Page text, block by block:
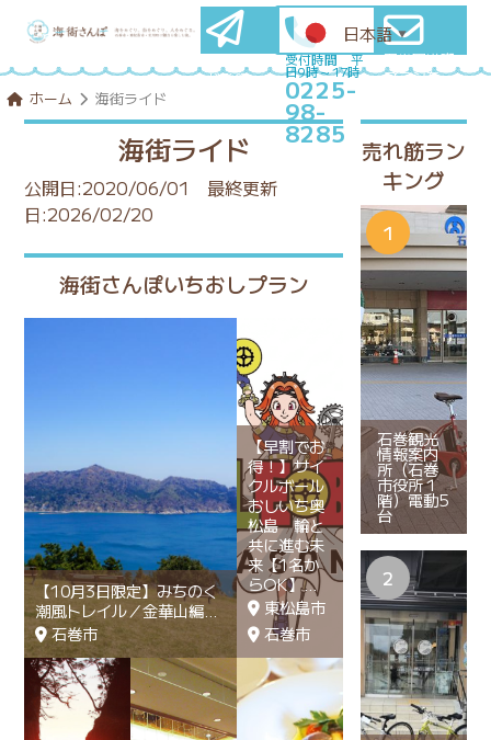
メールマ
ガ登録
受付時間 平
日9時～17時
0225-
98-
8285
石巻圏満喫
プランを
ホーム 海街ライド
海街ライド
公開日:2020/06/01 最終更新
日:2026/02/20
海街さんぽいちおしプラン
【10月3日限定】みちのく
潮風トレイル／金華山編
石巻市
【早割でお
得！】サイ
クルボール
おしいち奥
松島 輪と
共に進む未
来【1名か
らOK】
東松島市
石巻市
売れ筋ラン
キング
石巻観光
情報案内
所（石巻
市役所１
階）電動5
台
日本語 ▼